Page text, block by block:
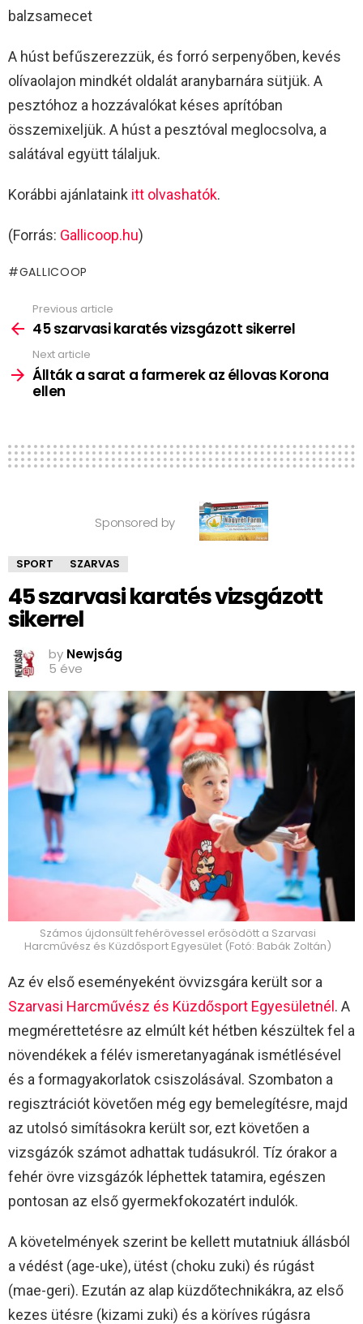
balzsamecet
A húst befűszerezzük, és forró serpenyőben, kevés
olívaolajon mindkét oldalát aranybarnára sütjük. A
pesztóhoz a hozzávalókat késes aprítóban
összemixeljük. A húst a pesztóval meglocsolva, a
salátával együtt tálaljuk.
Korábbi ajánlataink itt olvashatók.
(Forrás: Gallicoop.hu)
GALLICOOP
more
Previous article
45 szarvasi karatés vizsgázott sikerrel
Next article
Állták a sarat a farmerek az éllovas Korona
ellen
Sponsored by
SPORT SZARVAS
45 szarvasi karatés vizsgázott
sikerrel
by Newjság
5 éve
Számos újdonsült fehérövessel erősödött a Szarvasi
Harcművész és Küzdősport Egyesület (Fotó: Babák Zoltán)
Az év első eseményeként övvizsgára került sor a
Szarvasi Harcművész és Küzdősport Egyesületnél. A
megmérettetésre az elmúlt két hétben készültek fel a
növendékek a félév ismeretanyagának ismétlésével
és a formagyakorlatok csiszolásával. Szombaton a
regisztrációt követően még egy bemelegítésre, majd
az utolsó simításokra került sor, ezt követően a
vizsgázók számot adhattak tudásukról. Tíz órakor a
fehér övre vizsgázók léphettek tatamira, egészen
pontosan az első gyermekfokozatért indulók.
A követelmények szerint be kellett mutatniuk állásból
a védést (age-uke), ütést (choku zuki) és rúgást
(mae-geri). Ezután az alap küzdőtechnikákra, az első
kezes ütésre (kizami zuki) és a köríves rúgásra